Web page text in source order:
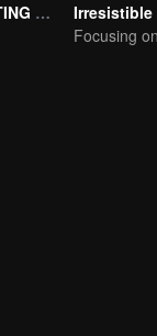
AN EVERLASTING DUNHUANG BANQUET